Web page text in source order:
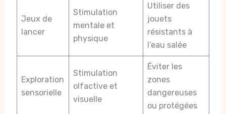
Jeux de
lancer
Stimulation
mentale et
physique
Utiliser des
jouets
résistants à
l’eau salée
Exploration
sensorielle
Stimulation
olfactive et
visuelle
Éviter les
zones
dangereuses
ou protégées